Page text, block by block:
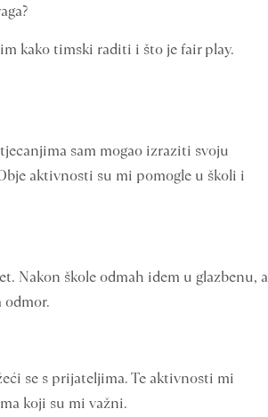
kako timski raditi i što je fair play.
sam mogao izraziti svoju
aktivnosti su mi pomogle u školi i
Nakon škole odmah idem u glazbenu, a
se s prijateljima. Te aktivnosti mi
koji su mi važni.